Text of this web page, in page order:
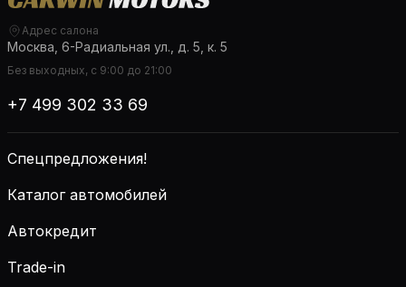
Адрес салона
Москва, 6-Радиальная ул., д. 5, к. 5
Без выходных, с 9:00 до 21:00
+7 499 302 33 69
Спецпредложения!
Каталог автомобилей
Автокредит
Trade-in